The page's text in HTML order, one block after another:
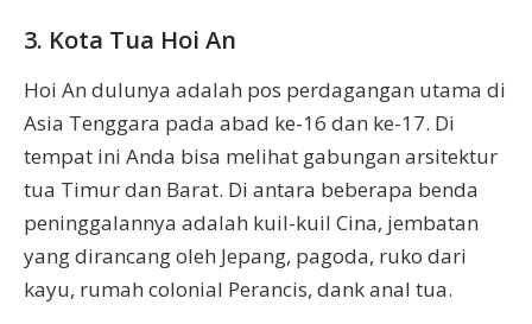
3. Kota Tua Hoi An
Hoi An dulunya adalah pos perdagangan utama di
Asia Tenggara pada abad ke-16 dan ke-17. Di
tempat ini Anda bisa melihat gabungan arsitektur
tua Timur dan Barat. Di antara beberapa benda
peninggalannya adalah kuil-kuil Cina, jembatan
yang dirancang oleh Jepang, pagoda, ruko dari
kayu, rumah colonial Perancis, dank anal tua.